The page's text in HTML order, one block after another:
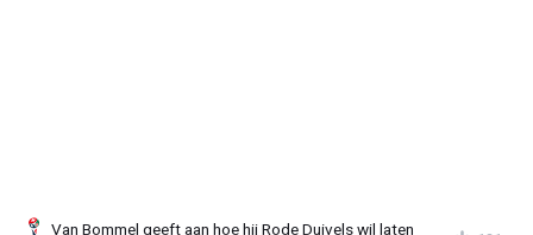
Van Bommel geeft aan hoe hij Rode Duivels wil laten